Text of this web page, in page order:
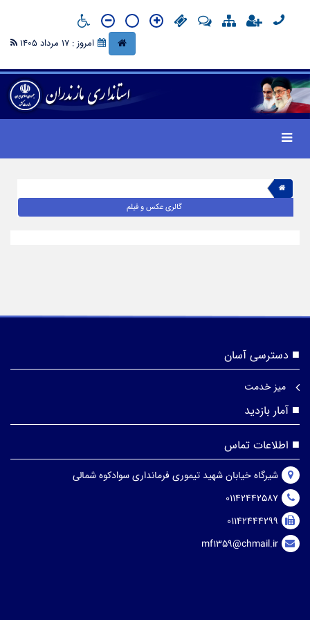
امروز : 17 مرداد 1405
گالری عکس و فیلم
دسترسی آسان
میز خدمت
آمار بازدید
اطلاعات تماس
شیرگاه خیابان شهید تیموری فرمانداری سوادکوه شمالی
01142442587
01142444299
mf1359@chmail.ir